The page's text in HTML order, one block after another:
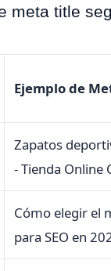
meta title
Ejemplo de
Zapatos
- Tienda Online
Cómo elegir el
para SEO en